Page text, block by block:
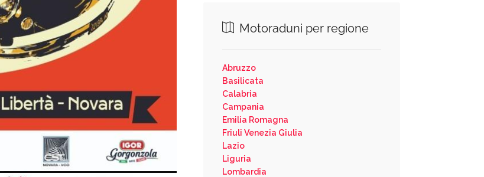
Motoraduni per regione
Abruzzo
Basilicata
Calabria
Campania
Emilia Romagna
Friuli Venezia Giulia
Lazio
Liguria
Lombardia